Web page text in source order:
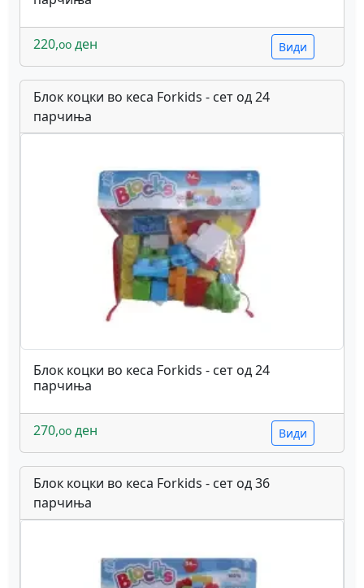
220,oo ден Види
Блок коцки во кеса Forkids - сет од 24
парчиња
Блок коцки во кеса Forkids - сет од 24
парчиња
270,oo ден Види
Блок коцки во кеса Forkids - сет од 36
парчиња